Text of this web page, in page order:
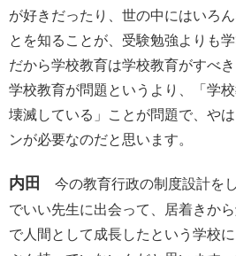
が好きだったり、世の中にはいろ
とを知ることが、受験勉強よりも
だから学校教育は学校教育がすべ
学校教育が問題というより、「学
壊滅している」ことが問題で、や
ンが必要なのだと思います。
内田
今の教育行政の制度設計を
でいい先生に出会って、居着きか
で人間として成長したという学校